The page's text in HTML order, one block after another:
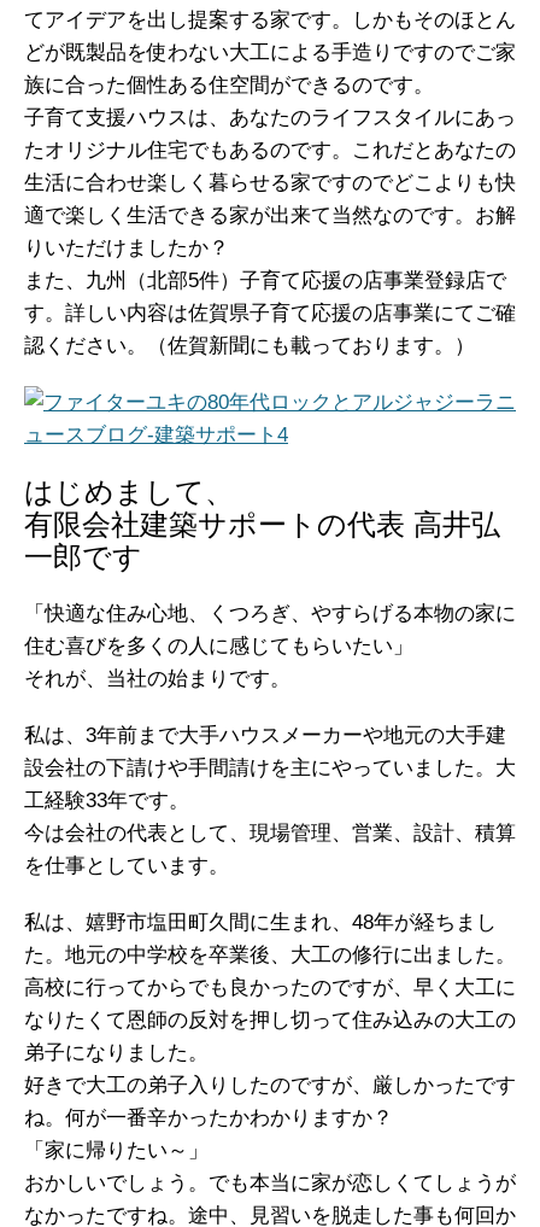
てアイデアを出し提案する家です。しかもそのほとん
どが既製品を使わない大工による手造りですのでご家
族に合った個性ある住空間ができるのです。
子育て支援ハウスは、あなたのライフスタイルにあっ
たオリジナル住宅でもあるのです。これだとあなたの
生活に合わせ楽しく暮らせる家ですのでどこよりも快
適で楽しく生活できる家が出来て当然なのです。お解
りいただけましたか？
また、九州（北部5件）子育て応援の店事業登録店で
す。詳しい内容は佐賀県子育て応援の店事業にてご確
認ください。（佐賀新聞にも載っております。）
はじめまして、
有限会社建築サポートの代表 高井弘
一郎です
「快適な住み心地、くつろぎ、やすらげる本物の家に
住む喜びを多くの人に感じてもらいたい」
それが、当社の始まりです。
私は、3年前まで大手ハウスメーカーや地元の大手建
設会社の下請けや手間請けを主にやっていました。大
工経験33年です。
今は会社の代表として、現場管理、営業、設計、積算
を仕事としています。
私は、嬉野市塩田町久間に生まれ、48年が経ちまし
た。地元の中学校を卒業後、大工の修行に出ました。
高校に行ってからでも良かったのですが、早く大工に
なりたくて恩師の反対を押し切って住み込みの大工の
弟子になりました。
好きで大工の弟子入りしたのですが、厳しかったです
ね。何が一番辛かったかわかりますか？
「家に帰りたい～」
おかしいでしょう。でも本当に家が恋しくてしょうが
なかったですね。途中、見習いを脱走した事も何回か